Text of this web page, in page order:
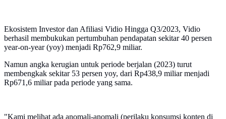
Ekosistem Investor dan Afiliasi Vidio Hingga Q3/2023, Vidio
berhasil membukukan pertumbuhan pendapatan sekitar 40 persen
year-on-year (yoy) menjadi Rp762,9 miliar.
Namun angka kerugian untuk periode berjalan (2023) turut
membengkak sekitar 53 persen yoy, dari Rp438,9 miliar menjadi
Rp671,6 miliar pada periode yang sama.
"Kami melihat ada anomali-anomali (perilaku konsumsi konten di